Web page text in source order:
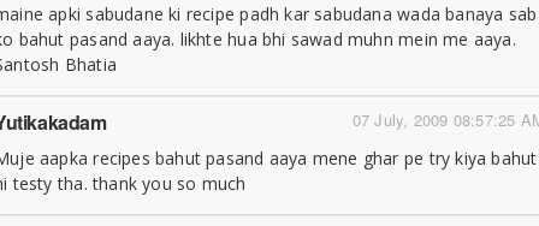
apki sabudane ki recipe padh kar sabudana wada banaya sab
bahut pasand aaya. likhte hua bhi sawad muhn mein me aaya.
Bhatia
07 July, 2009 08:57:25
aapka recipes bahut pasand aaya mene ghar pe try kiya bahut
testy tha. thank you so much